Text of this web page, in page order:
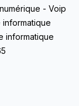
- Voip
informatique
informatique